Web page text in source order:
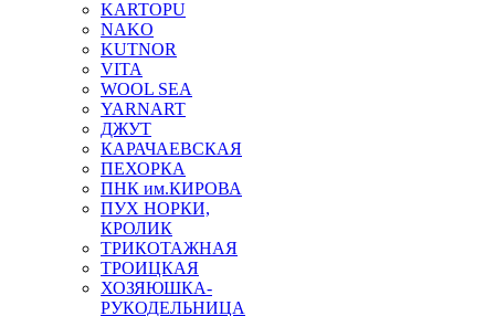
KARTOPU
NAKO
KUTNOR
VITA
WOOL SEA
YARNART
ДЖУТ
КАРАЧАЕВСКАЯ
ПЕХОРКА
ПНК им.КИРОВА
ПУХ НОРКИ,
КРОЛИК
ТРИКОТАЖНАЯ
ТРОИЦКАЯ
ХОЗЯЮШКА-
РУКОДЕЛЬНИЦА